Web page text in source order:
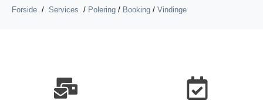
Forside / Services / Polering / Booking / Vindinge